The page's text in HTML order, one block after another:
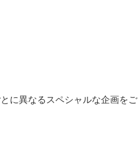
に異なるスペシャルな企画をご